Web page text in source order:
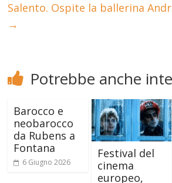
Salento. Ospite la ballerina
→
Potrebbe anche
Barocco e
neobarocco
da Rubens a
Fontana
6 Giugno 2026
Festival del
cinema
europeo,